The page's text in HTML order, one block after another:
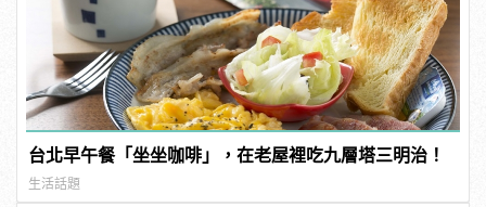
台北早午餐「坐坐咖啡」，在老屋裡吃九層塔三明治！
生活話題